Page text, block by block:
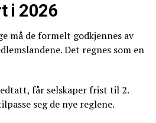
i 2026
må de formelt godkjennes av
Det regnes som en
får selskaper frist til 2.
seg de nye reglene.